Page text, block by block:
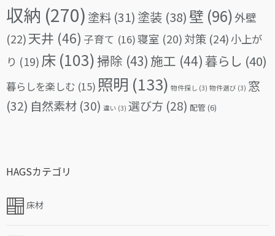
収納 (270) 塗料 (31) 塗装 (38) 壁 (96)外壁
(22)天井 (46) 子育て (16)寝室 (20) 対策 (24)小上が
り (19) 床 (103)掃除 (43) 施工 (44) 暮らし (40)
暮らしを楽しむ (15) 照明 (133) 物件探し (3) 物件選び (3) 窓
(32) 自然素材 (30) 違い (3) 選び方 (28) 配管(6)
HAGSカテゴリ
床材